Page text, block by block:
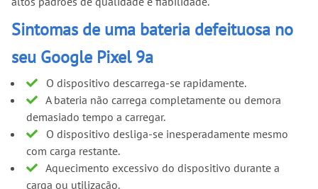
Sintomas de uma bateria defeituosa no
seu Google Pixel 9a
O dispositivo descarrega-se rapidamente.
A bateria não carrega completamente ou demora
demasiado tempo a carregar.
O dispositivo desliga-se inesperadamente mesmo
com carga restante.
Aquecimento excessivo do dispositivo durante a
carga ou utilização.